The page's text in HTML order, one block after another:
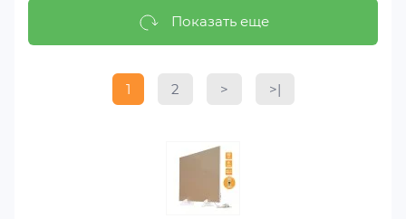
Показать еще
1 2 > >|